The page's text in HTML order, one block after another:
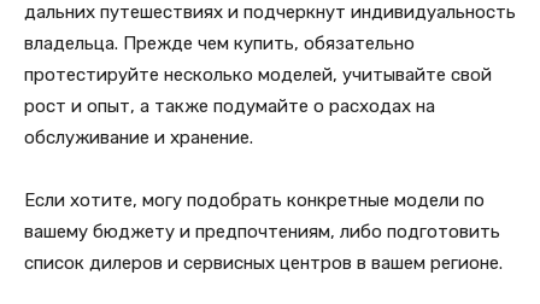
дальних путешествиях и подчеркнут индивидуальность
владельца. Прежде чем купить, обязательно
протестируйте несколько моделей, учитывайте свой
рост и опыт, а также подумайте о расходах на
обслуживание и хранение.
Если хотите, могу подобрать конкретные модели по
вашему бюджету и предпочтениям, либо подготовить
список дилеров и сервисных центров в вашем регионе.